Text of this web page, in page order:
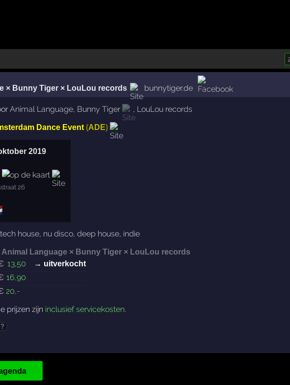
× Bunny Tiger × LouLou records bunnytiger.de
Animal Language, Bunny Tiger , LouLou records
Dance Event (ADE)
2019
26
tech house, nu disco, deep house, indie
Animal Language × Bunny Tiger × LouLou records
13,50 → uitverkocht
16,90
20,-
prijzen zijn inclusief servicekosten.
?